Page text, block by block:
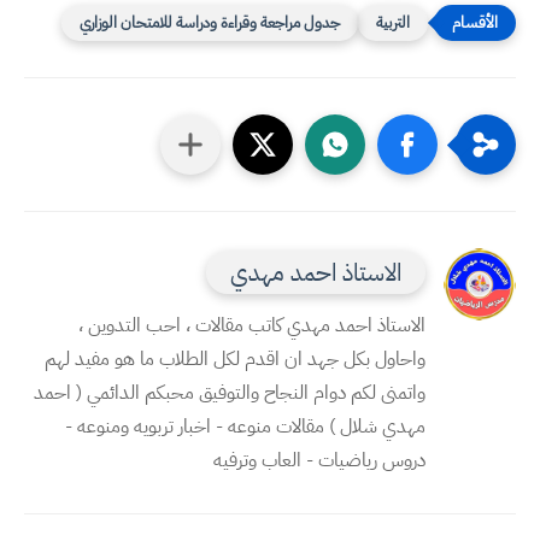
التربية جدول مراجعة وقراءة ودراسة للامتحان الوزاري
الاستاذ احمد مهدي
الاستاذ احمد مهدي كاتب مقالات ، احب التدوين ،
واحاول بكل جهد ان اقدم لكل الطلاب ما هو مفيد لهم
واتمنى لكم دوام النجاح والتوفيق محبكم الدائمي ( احمد
مهدي شلال ) مقالات منوعه - اخبار تربويه ومنوعه -
دروس رياضيات - العاب وترفيه